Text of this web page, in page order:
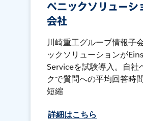
ベニックソリューシ
会社
川崎重工グループ情報子
ックソリューションが
Serviceを試験導入。自社
クで質問への平均回答時
短縮
詳細はこちら